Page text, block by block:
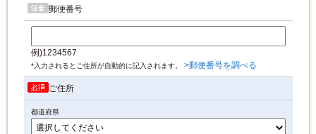
郵便番号
例)1234567
*入力されるとご住所が自動的に記入されます。 >郵便番号を調べる
ご住所
都道府県